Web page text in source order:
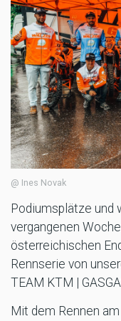
@ Ines Novak
Podiumsplätze und
vergangenen
österreichischen
Rennserie von
TEAM KTM |
Mit dem Rennen